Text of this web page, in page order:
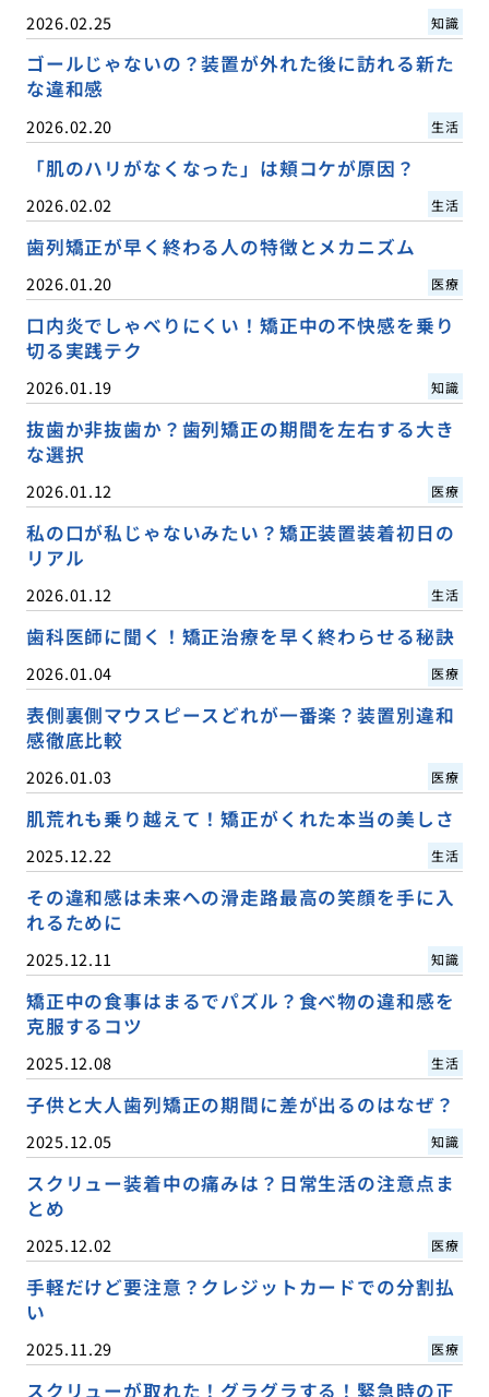
2026.02.25 知識
ゴールじゃないの？装置が外れた後に訪れる新た
な違和感
2026.02.20 生活
「肌のハリがなくなった」は頬コケが原因？
2026.02.02 生活
歯列矯正が早く終わる人の特徴とメカニズム
2026.01.20 医療
口内炎でしゃべりにくい！矯正中の不快感を乗り
切る実践テク
2026.01.19 知識
抜歯か非抜歯か？歯列矯正の期間を左右する大き
な選択
2026.01.12 医療
私の口が私じゃないみたい？矯正装置装着初日の
リアル
2026.01.12 生活
歯科医師に聞く！矯正治療を早く終わらせる秘訣
2026.01.04 医療
表側裏側マウスピースどれが一番楽？装置別違和
感徹底比較
2026.01.03 医療
肌荒れも乗り越えて！矯正がくれた本当の美しさ
2025.12.22 生活
その違和感は未来への滑走路最高の笑顔を手に入
れるために
2025.12.11 知識
矯正中の食事はまるでパズル？食べ物の違和感を
克服するコツ
2025.12.08 生活
子供と大人歯列矯正の期間に差が出るのはなぜ？
2025.12.05 知識
スクリュー装着中の痛みは？日常生活の注意点ま
とめ
2025.12.02 医療
手軽だけど要注意？クレジットカードでの分割払
い
2025.11.29 医療
スクリューが取れた！グラグラする！緊急時の正